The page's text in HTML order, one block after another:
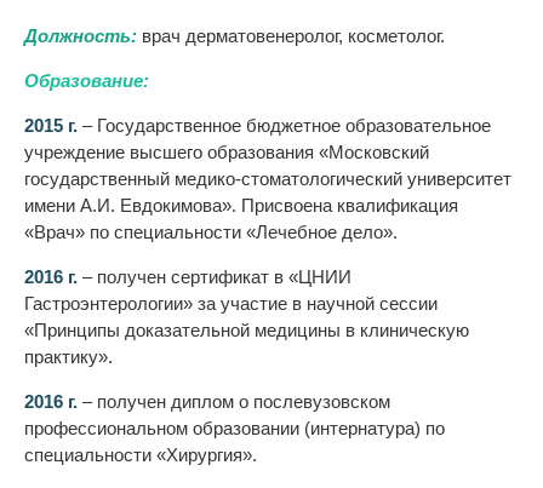
Должность: врач дерматовенеролог, косметолог.
Образование:
2015 г. – Государственное бюджетное образовательное
учреждение высшего образования «Московский
государственный медико-стоматологический университет
имени А.И. Евдокимова». Присвоена квалификация
«Врач» по специальности «Лечебное дело».
2016 г. – получен сертификат в «ЦНИИ
Гастроэнтерологии» за участие в научной сессии
«Принципы доказательной медицины в клиническую
практику».
2016 г. – получен диплом о послевузовском
профессиональном образовании (интернатура) по
специальности «Хирургия».